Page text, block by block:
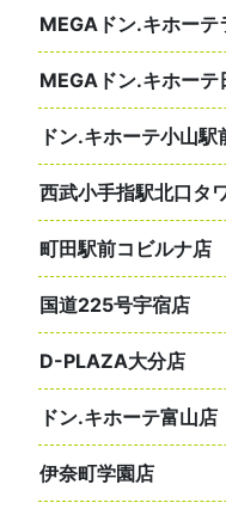
MEGAドン.キホーテ
MEGAドン.キホーテ
ドン.キホーテ小山駅
西武小手指駅北口タ
町田駅前コビルナ店
国道225号宇宿店
D-PLAZA大分店
ドン.キホーテ富山店
伊奈町学園店